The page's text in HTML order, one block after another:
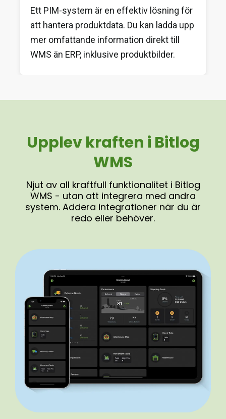
Ett PIM-system är en effektiv lösning för
att hantera produktdata. Du kan ladda upp
mer omfattande information direkt till
WMS än ERP, inklusive produktbilder.
Upplev kraften i Bitlog
WMS
Njut av all kraftfull funktionalitet i Bitlog
WMS - utan att integrera med andra
system. Addera integrationer när du är
redo eller behöver.